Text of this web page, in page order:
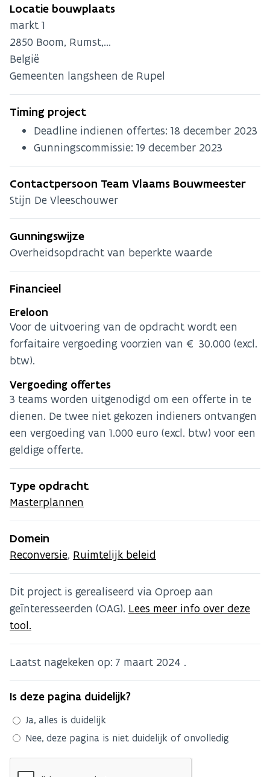
Locatie bouwplaats
markt 1
2850 Boom, Rumst,...
België
Gemeenten langsheen de Rupel
Timing project
Deadline indienen offertes: 18 december 2023
Gunningscommissie: 19 december 2023
Contactpersoon Team Vlaams Bouwmeester
Stijn De Vleeschouwer
Gunningswijze
Overheidsopdracht van beperkte waarde
Financieel
Ereloon
Voor de uitvoering van de opdracht wordt een
forfaitaire vergoeding voorzien van € 30.000 (excl.
btw).
Vergoeding offertes
3 teams worden uitgenodigd om een offerte in te
dienen. De twee niet gekozen indieners ontvangen
een vergoeding van 1.000 euro (excl. btw) voor een
geldige offerte.
Type opdracht
Masterplannen
Domein
Reconversie, Ruimtelijk beleid
Dit project is gerealiseerd via Oproep aan
geïnteresseerden (OAG). Lees meer info over deze
tool.
Laatst nagekeken op: 7 maart 2024 .
Is deze pagina duidelijk?
Ja, alles is duidelijk
Nee, deze pagina is niet duidelijk of onvolledig